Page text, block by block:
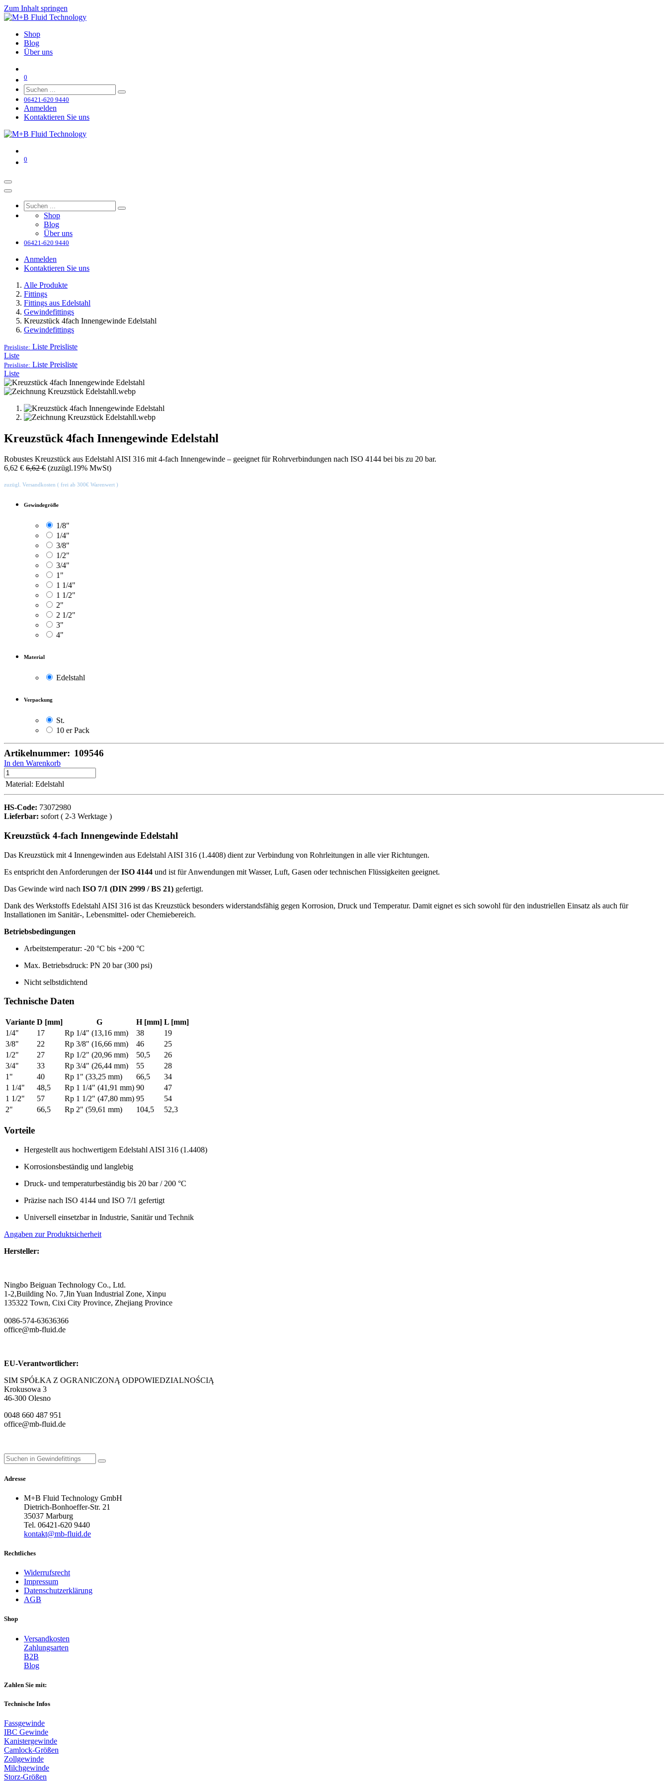
Zum Inhalt springen
Shop
Blog
Über uns
0
06421-620 9440
Anmelden
Kontaktieren Sie uns
0
Shop
Blog
Über uns
06421-620 9440
Anmelden
Kontaktieren Sie uns
Alle Produkte
Fittings
Fittings aus Edelstahl
Gewindefittings
Kreuzstück 4fach Innengewinde Edelstahl
Gewindefittings
Preisliste: Liste Preisliste
Liste
Preisliste: Liste Preisliste
Liste
Kreuzstück 4fach Innengewinde Edelstahl
Robustes Kreuzstück aus Edelstahl AISI 316 mit 4-fach Innengewinde – geeignet für Rohrverbindungen nach ISO 4144 bei bis zu 20 bar.
6,62 € 6,62€ (zuzügl.19% MwSt)
zuzügl. Versandkosten ( frei ab 300€ Warenwert )
Gewindegröße
1/8"
1/4"
3/8"
1/2"
3/4"
1"
1 1/4"
1 1/2"
2"
2 1/2"
3"
4"
Material
Edelstahl
Verpackung
St.
10 er Pack
Artikelnummer: 109546
In den Warenkorb
Material: Edelstahl
HS-Code: 73072980
Lieferbar: sofort ( 2-3 Werktage )
Kreuzstück 4-fach Innengewinde Edelstahl
Das Kreuzstück mit 4 Innengewinden aus Edelstahl AISI 316 (1.4408) dient zur Verbindung von Rohrleitungen in alle vier Richtungen.
Es entspricht den Anforderungen derISO 4144 und ist für Anwendungen mit Wasser, Luft, Gasen oder technischen Flüssigkeiten geeignet.
Das Gewinde wird nach ISO 7/1 (DIN 2999 / BS 21) gefertigt.
Dank des Werkstoffs Edelstahl AISI 316 ist das Kreuzstück besonders widerstandsfähig gegen Korrosion, Druck und Temperatur. Damit eignet es sich sowohl für den industriellen Einsatz als auch für
Installationen im Sanitär-, Lebensmittel- oder Chemiebereich.
Betriebsbedingungen
Arbeitstemperatur: -20 °C bis +200 °C
Max. Betriebsdruck: PN 20 bar (300 psi)
Nicht selbstdichtend
Technische Daten
Variante D [mm] G H [mm] L [mm]
1/4"
17 Rp 1/4" (13,16 mm) 38
19
3/8"
22 Rp 3/8" (16,66 mm) 46
25
1/2"
27 Rp 1/2" (20,96 mm) 50,5
26
3/4"
33 Rp 3/4" (26,44 mm) 55
28
1"
40 Rp 1" (33,25 mm) 66,5
34
1 1/4"
48,5 Rp 1 1/4" (41,91 mm) 90
47
1 1/2"
57 Rp 1 1/2" (47,80 mm) 95
54
2"
66,5 Rp 2" (59,61 mm) 104,5 52,3
Vorteile
Hergestellt aus hochwertigem Edelstahl AISI 316 (1.4408)
Korrosionsbeständig und langlebig
Druck- und temperaturbeständig bis 20 bar / 200 °C
Präzise nach ISO 4144 und ISO 7/1 gefertigt
Universell einsetzbar in Industrie, Sanitär und Technik
Angaben zur Produktsicherheit
Hersteller:
Ningbo Beiguan Technology Co., Ltd.
1-2,Building No. 7,Jin Yuan Industrial Zone, Xinpu
135322 Town, Cixi City Province, Zhejiang Province
0086-574-63636366
office@mb-fluid.de
EU-Verantwortlicher:
SIM SPÓŁKA Z OGRANICZONĄ ODPOWIEDZIALNOŚCIĄ
Krokusowa 3
46-300 Olesno
0048 660 487 951
office@mb-fluid.de
Adresse
M+B Fluid Technology GmbH
Dietrich-Bonhoeffer-Str. 21
35037 Marburg
Tel. 06421-620 9440
kontakt@mb-fluid.de
Rechtliches
Widerrufsrecht
Impressum
Datenschutzerklärung
AGB
Shop
Versandkosten
Zahlungsarten
B2B
Blog
Zahlen Sie mit:
Technische Infos
Fassgewinde
IBC Gewinde
Kanistergewinde
Camlock-Größen
Zollgewinde
Milchgewinde
Storz-Größen